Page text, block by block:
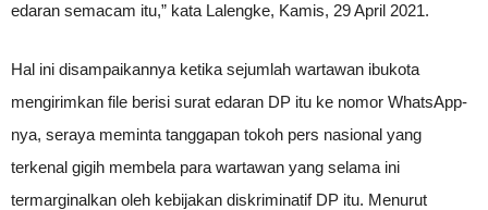
edaran semacam itu,” kata Lalengke, Kamis, 29 April 2021.
Hal ini disampaikannya ketika sejumlah wartawan ibukota
mengirimkan file berisi surat edaran DP itu ke nomor WhatsApp-
nya, seraya meminta tanggapan tokoh pers nasional yang
terkenal gigih membela para wartawan yang selama ini
termarginalkan oleh kebijakan diskriminatif DP itu. Menurut